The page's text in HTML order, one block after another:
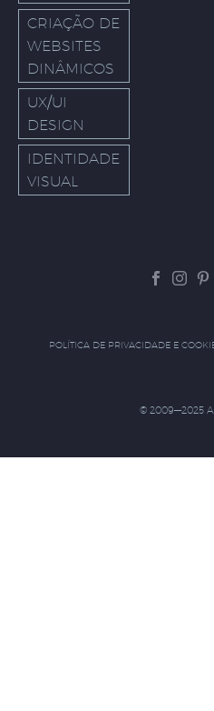
CRIAÇÃO DE
WEBSITES
DINÂMICOS
UX/UI
DESIGN
IDENTIDADE
VISUAL
POLÍTICA DE PRIVACIDADE E
© 2009—2025